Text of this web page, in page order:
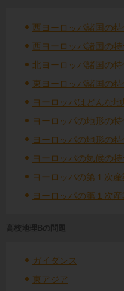
西ヨーロッパ諸国の特
西ヨーロッパ諸国の特
北ヨーロッパ諸国の特
東ヨーロッパ諸国の特
ヨーロッパはどんな地
ヨーロッパの地形の
ヨーロッパの地形の
ヨーロッパの気候の特
ヨーロッパの第１次
ヨーロッパの第１次
高校地理Bの問題
ガイダンス
東アジア